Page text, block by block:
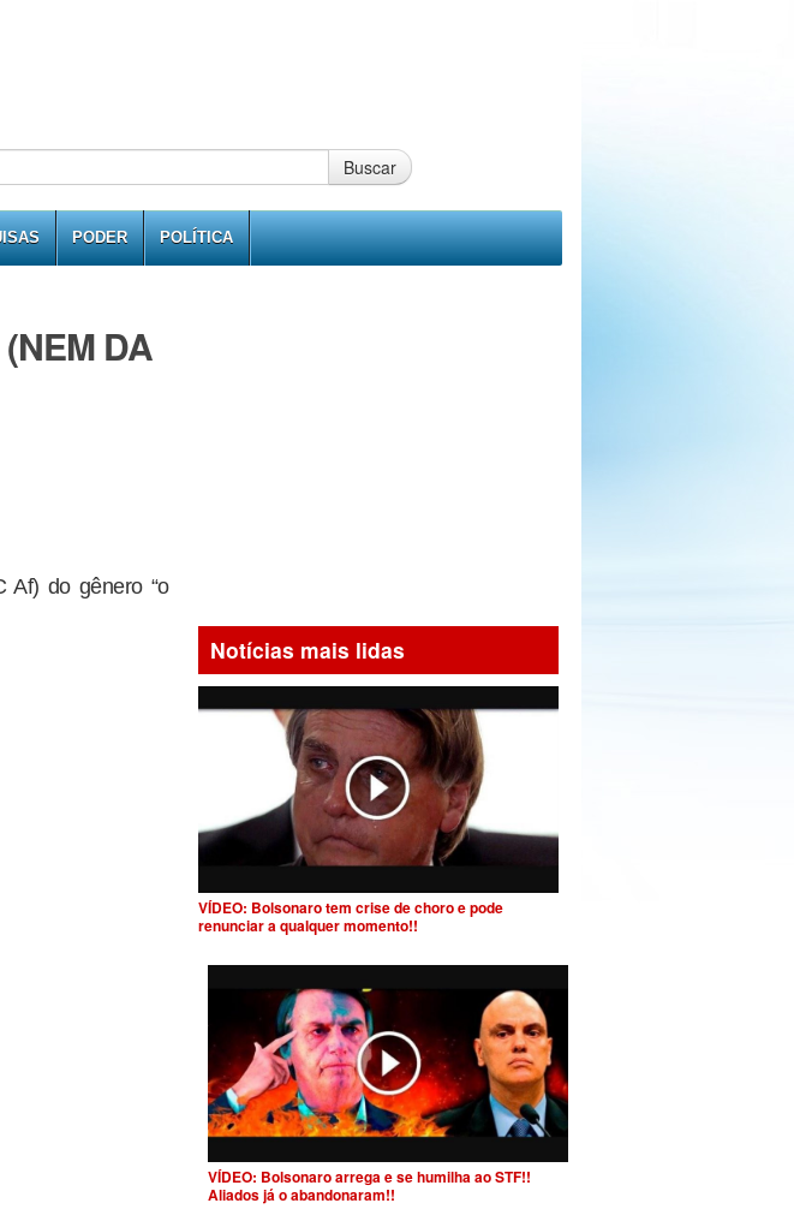
Buscar
PODER POLÍTICA
DA
Af) do gênero “o
Notícias mais lidas
VÍDEO: Bolsonaro tem crise de choro e pode
renunciar a qualquer momento!!
VÍDEO: Bolsonaro arrega e se humilha ao STF!!
Aliados já o abandonaram!!